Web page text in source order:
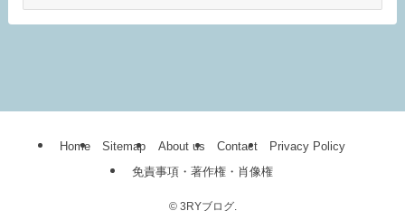
カ
Home Sitemap About us Contact
Privacy Policy
免責事項・著作権・肖像権
©3RYブログ.